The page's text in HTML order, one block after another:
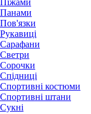
Піжами
Панами
Пов'язки
Рукавиці
Сарафани
Светри
Сорочки
Спідниці
Спортивні костюми
Спортивні штани
Сукні